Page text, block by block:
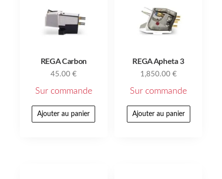
REGA Carbon
45.00 €
Sur commande
Ajouter au panier
REGA Apheta 3
1,850.00 €
Sur commande
Ajouter au panier